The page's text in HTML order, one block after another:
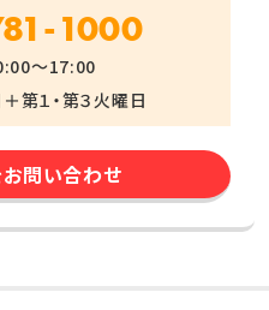
1000
～17:00
第１・第３火曜日
問い合わせ